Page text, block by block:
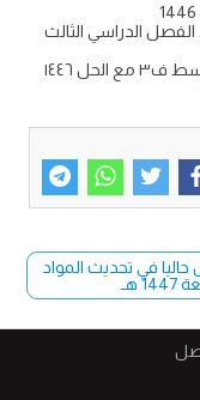
الدراسي الثالث
١٤٤٦
في تحديث المواد
هـ